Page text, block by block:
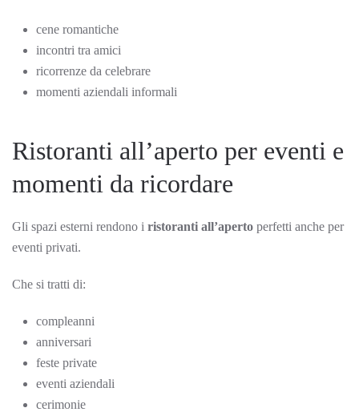
cene romantiche
incontri tra amici
ricorrenze da celebrare
momenti aziendali informali
Ristoranti all’aperto per eventi e
momenti da ricordare
Gli spazi esterni rendono i ristoranti all’aperto perfetti anche per
eventi privati.
Che si tratti di:
compleanni
anniversari
feste private
eventi aziendali
cerimonie